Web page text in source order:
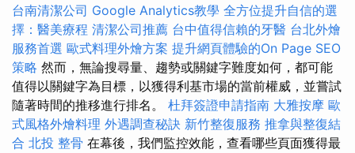
台南清潔公司 Google Analytics教學 全方位提升自信的選
擇：醫美療程 清潔公司推薦 台中值得信賴的牙醫 台北外燴
服務首選 歐式料理外燴方案 提升網頁體驗的On Page SEO
策略 然而，無論搜尋量、趨勢或關鍵字難度如何，都可能
值得以關鍵字為目標，以獲得利基市場的當前權威，並嘗試
隨著時間的推移進行排名。 杜拜簽證申請指南 大雅按摩 歐
式風格外燴料理 外遇調查秘訣 新竹整復服務 推拿與整復結
合 北投 整骨 在幕後，我們監控效能，查看哪些頁面獲得最